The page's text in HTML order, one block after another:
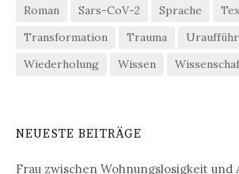
Roman
Sars-CoV-2 Sprache
Transformation
Trauma
Wiederholung
Wissen
NEUESTE BEITRÄGE
Frau zwischen Wohnungslosigkeit und